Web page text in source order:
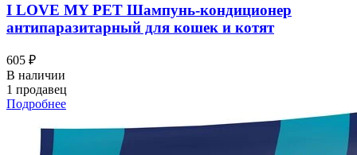
I LOVЕ MY PET Шампунь-кондиционер
антипаразитарный для кошек и котят
605 ₽
В наличии
1 продавец
Подробнее